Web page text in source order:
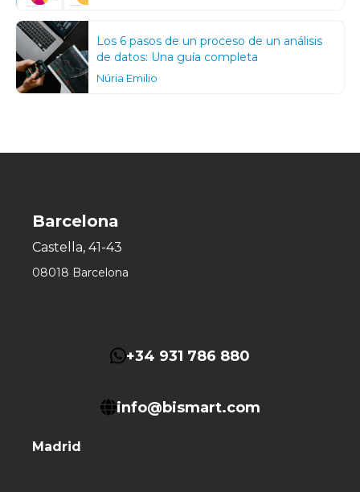
Los 6 pasos de un proceso de un análisis
de datos: Una guía completa
Núria Emilio
Barcelona
Castella, 41-43
08018 Barcelona
+34 931 786 880
info@bismart.com
Madrid